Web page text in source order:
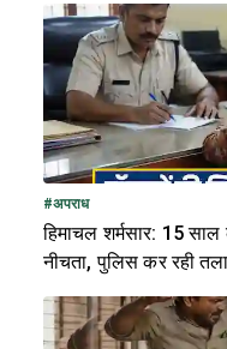
#अपराध
हिमाचल शर्मसार: 15
नीचता, पुलिस कर रही